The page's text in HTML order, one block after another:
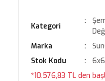
Kategori
Marka
Stok Kodu
*10.576,83 TL den